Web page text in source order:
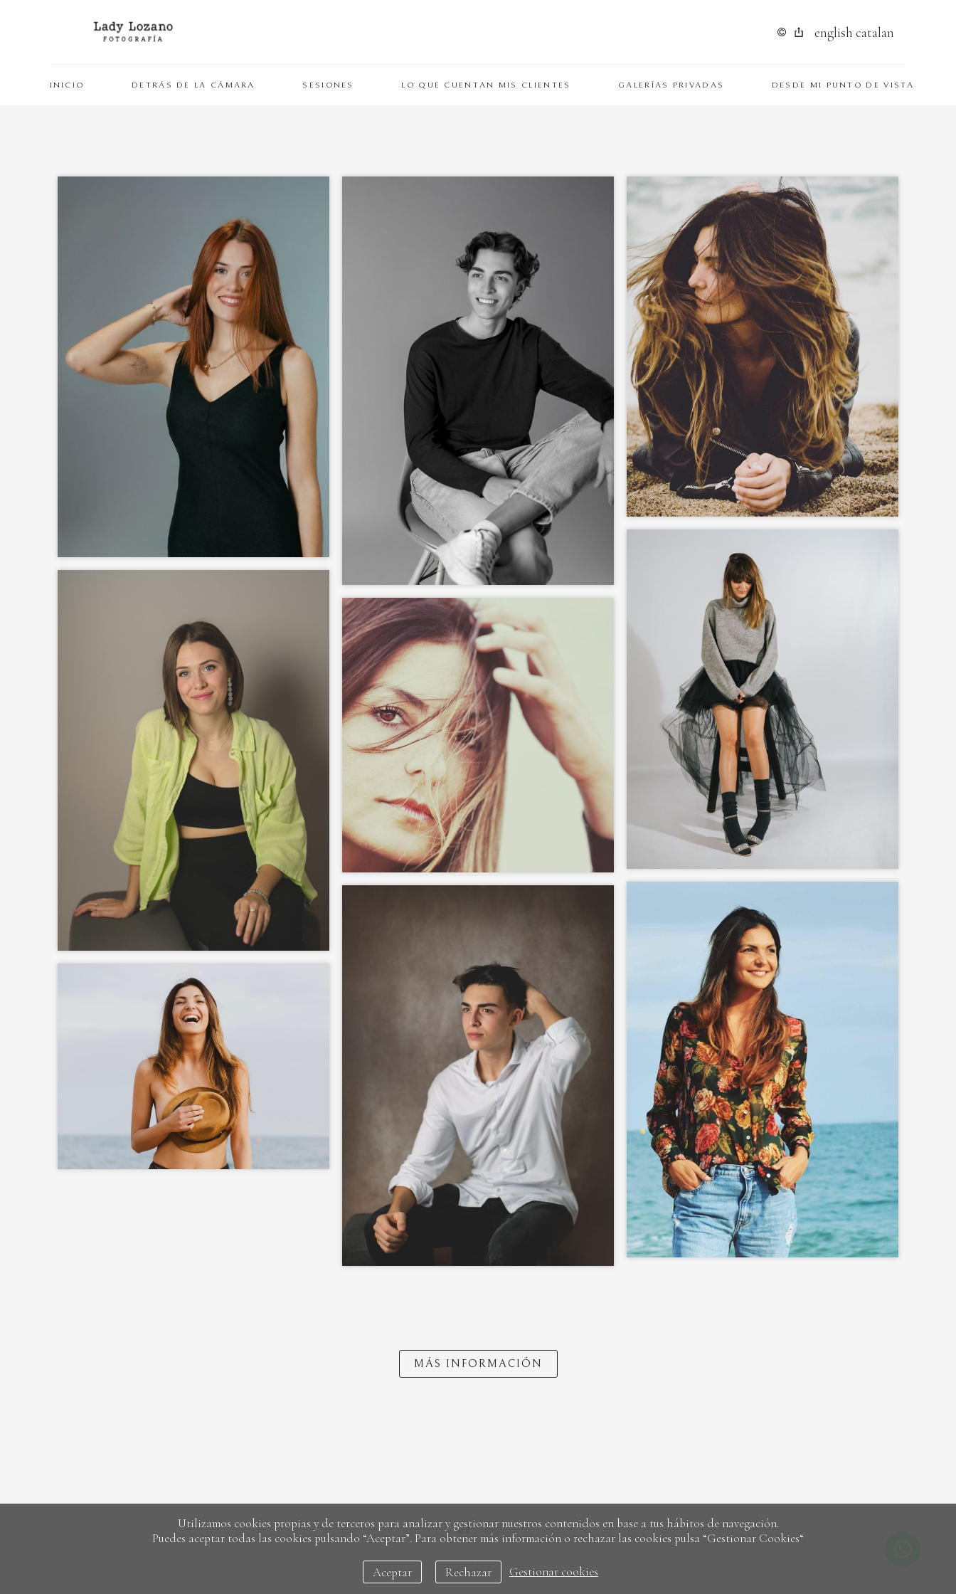
english catalan
INICIO DETRÁS DE LA CÁMARA SESIONES LO QUE CUENTAN MIS CLIENTES GALERÍAS PRIVADAS DESDE MI PUNTO DE VISTA
MÁS INFORMACIÓN
política de cookies
Utilizamos cookies propias y de terceros para analizar y gestionar nuestros contenidos en base a tus hábitos de navegación.
Puedes aceptar todas las cookies pulsando “Aceptar”. Para obtener más información o rechazar las cookies pulsa “Gestionar Cookies“
Aceptar Rechazar Gestionar cookies